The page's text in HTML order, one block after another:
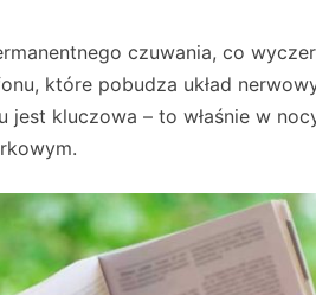
czuwania, co
które pobudza układ
kluczowa – to właśnie w